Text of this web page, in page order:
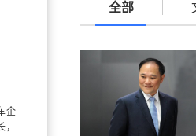
企
全部